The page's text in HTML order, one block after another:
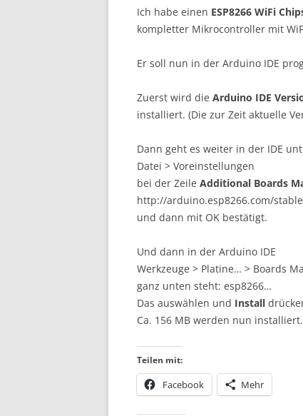
Ich habe einen ESP8266 WiFi
kompletter Mikrocontroller mit
Er soll nun in der Arduino IDE
Zuerst wird die Arduino IDE
installiert. (Die zur Zeit aktuelle
Dann geht es weiter in der IDE
Datei > Voreinstellungen
bei der Zeile Additional Boards
http://arduino.esp8266.com/
und dann mit OK bestätigt.
Und dann in der Arduino IDE
Werkzeuge > Platine… > Boards
ganz unten steht: esp8266…
Das auswählen und Install
Ca. 156 MB werden nun installiert.
Teilen mit:
Facebook Mehr